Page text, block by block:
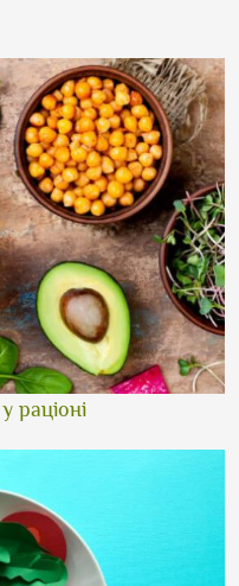
раціоні